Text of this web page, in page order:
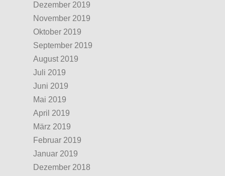
Dezember 2019
November 2019
Oktober 2019
September 2019
August 2019
Juli 2019
Juni 2019
Mai 2019
April 2019
März 2019
Februar 2019
Januar 2019
Dezember 2018